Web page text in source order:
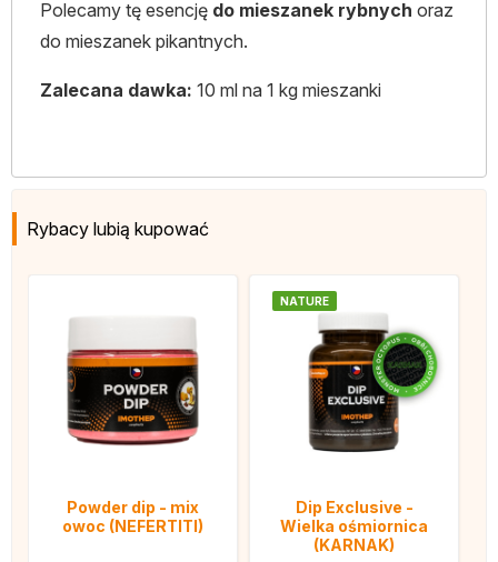
Polecamy tę esencję do mieszanek rybnych oraz
do mieszanek pikantnych.
Zalecana dawka: 10 ml na 1 kg mieszanki
Rybacy lubią kupować
Powder dip - mix
owoc (NEFERTITI)
NATURE
Dip Exclusive -
Wielka ośmiornica
(KARNAK)